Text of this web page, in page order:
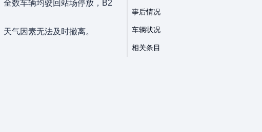
数车辆均驶回站场停放，B2
气因素无法及时撤离。
事后情况
车辆状况
相关条目